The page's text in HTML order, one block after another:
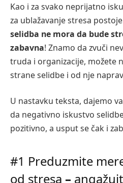
Kao i za svako neprijatno
za ublažavanje stresa
selidba ne mora da bude
zabavna! Znamo da zvuči
truda i organizacije, možete
strane selidbe i od nje
U nastavku teksta, dajemo
da negativno iskustvo
pozitivno, a usput se čak i
#1 Preduzmite
od stresa –